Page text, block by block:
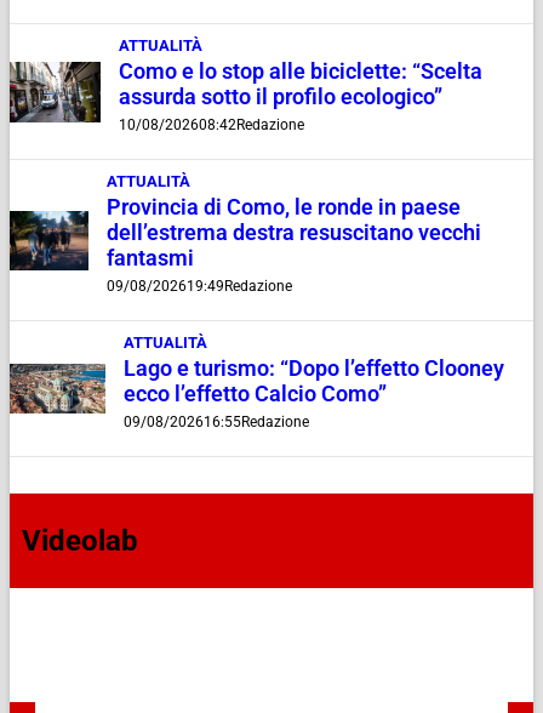
ATTUALITÀ
Como e lo stop alle biciclette: “Scelta
assurda sotto il profilo ecologico”
10/08/202608:42Redazione
ATTUALITÀ
Provincia di Como, le ronde in paese
dell’estrema destra resuscitano vecchi
fantasmi
09/08/202619:49 Redazione
ATTUALITÀ
Lago e turismo: “Dopo l’effetto Clooney
ecco l’effetto Calcio Como”
09/08/202616:55Redazione
Videolab